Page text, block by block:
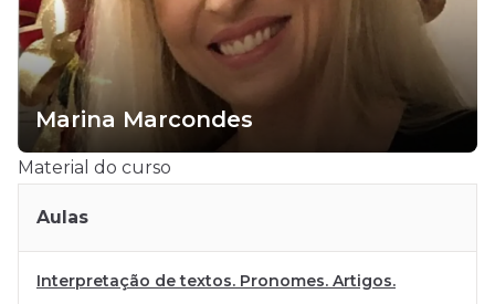
Marina Marcondes
Material do curso
Aulas
Interpretação de textos. Pronomes. Artigos.